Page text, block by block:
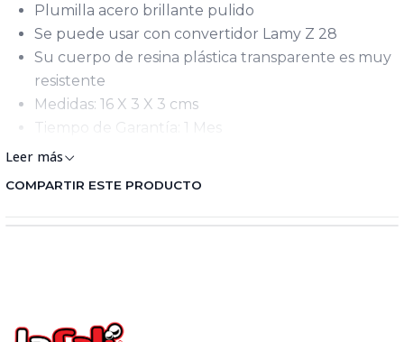
Plumilla acero brillante pulido
Se puede usar con convertidor Lamy Z 28
Su cuerpo de resina plástica transparente es muy
resistente
Medidas: 16 X 3 X 3 cms
Tiempo de Garantía: 1 Mes
Leer más
COMPARTIR ESTE PRODUCTO